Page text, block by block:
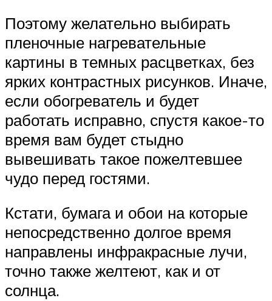
Поэтому желательно выбирать
пленочные нагревательные
картины в темных расцветках, без
ярких контрастных рисунков. Иначе,
если обогреватель и будет
работать исправно, спустя какое-то
время вам будет стыдно
вывешивать такое пожелтевшее
чудо перед гостями.
Кстати, бумага и обои на которые
непосредственно долгое время
направлены инфракрасные лучи,
точно также желтеют, как и от
солнца.